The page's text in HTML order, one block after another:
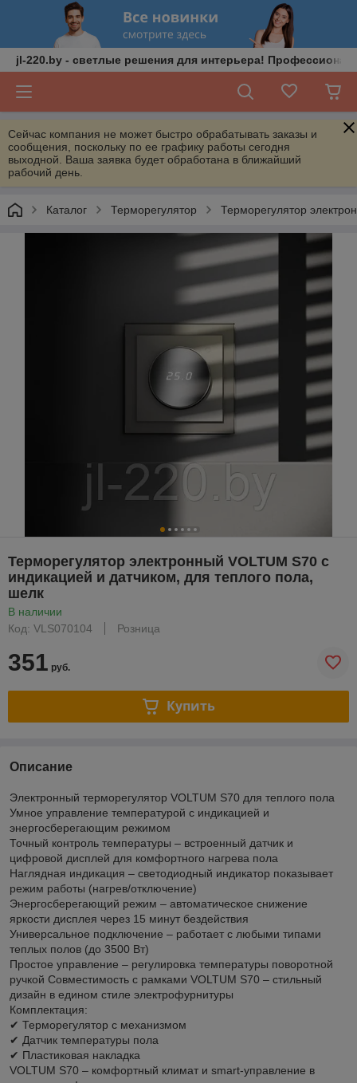
jl-220.by - светлые решения для интерьера!
Сейчас компания не может быстро обрабатывать заказы и
сообщения, поскольку по ее графику работы сегодня
выходной. Ваша заявка будет обработана в ближайший
рабочий день.
Каталог Терморегулятор Терморегулятор
Терморегулятор электронный VOLTUM S70 с
индикацией и датчиком, для теплого пола,
шелк
В наличии
Код: VLS070104
Розница
351 руб.
Купить
Описание
Электронный терморегулятор VOLTUM S70 для теплого пола
Умное управление температурой с индикацией и
энергосберегающим режимом
Точный контроль температуры – встроенный датчик и
цифровой дисплей для комфортного нагрева пола
Наглядная индикация – светодиодный индикатор показывает
режим работы (нагрев/отключение)
Энергосберегающий режим – автоматическое снижение
яркости дисплея через 15 минут бездействия
Универсальное подключение – работает с любыми типами
теплых полов (до 3500 Вт)
Простое управление – регулировка температуры поворотной
ручкой Совместимость с рамками VOLTUM S70 – стильный
дизайн в едином стиле электрофурнитуры
Комплектация:
✔ Терморегулятор с механизмом
✔ Датчик температуры пола
✔ Пластиковая накладка
VOLTUM S70 – комфортный климат и smart-управление в